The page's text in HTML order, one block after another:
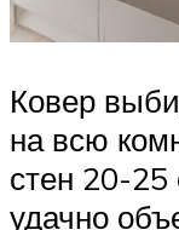
Ковер
на всю
стен 20-25
удачно